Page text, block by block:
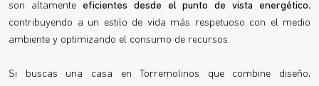
son altamenteeficientes desde el punto de vista energético,
contribuyendo a un estilo de vida más respetuoso con el medio
ambiente y optimizando el consumo de recursos.
Si buscas una casa en Torremolinos que combine diseño,